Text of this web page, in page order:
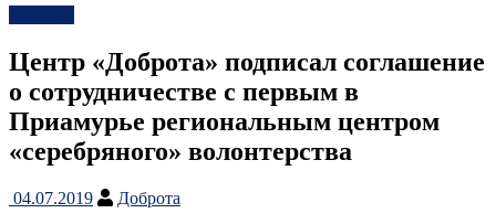
Центр «Доброта» подписал соглашение
о сотрудничестве с первым в
Приамурье региональным центром
«серебряного» волонтерства
04.07.2019
Доброта